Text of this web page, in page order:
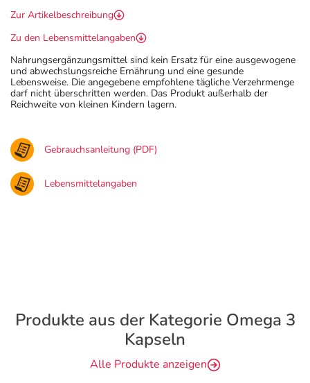
Zur Artikelbeschreibung
Zu den Lebensmittelangaben
Nahrungsergänzungsmittel sind kein Ersatz für eine ausgewogene
und abwechslungsreiche Ernährung und eine gesunde
Lebensweise. Die angegebene empfohlene tägliche Verzehrmenge
darf nicht überschritten werden. Das Produkt außerhalb der
Reichweite von kleinen Kindern lagern.
Gebrauchsanleitung (PDF)
Lebensmittelangaben
Produkte aus der Kategorie Omega 3
Kapseln
Alle Produkte anzeigen